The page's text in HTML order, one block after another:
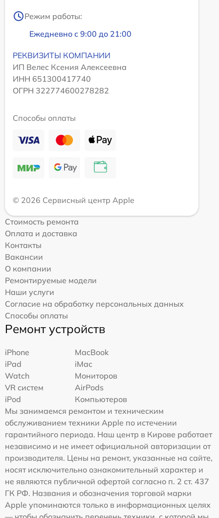
Режим работы:
Ежедневно с 9:00 до 21:00
РЕКВИЗИТЫ КОМПАНИИ
ИП Велес Ксения Алексеевна
ИНН 651300417740
ОГРН 322774600278282
Способы оплаты
© 2026 Сервисный центр Apple
Стоимость ремонта
Оплата и доставка
Контакты
Вакансии
О компании
Ремонтируемые модели
Наши услуги
Согласие на обработку персональных данных
Способы оплаты
Ремонт устройств
iPhone
MacBook
iPad
iMac
Watch
Мониторов
VR систем
AirPods
iPod
Компьютеров
Мы занимаемся ремонтом и техническим
обслуживанием техники Apple по истечении
гарантийного периода. Наш центр в Кирове работает
независимо и не имеет официальной авторизации от
производителя. Цены на ремонт, указанные на сайте,
носят исключительно ознакомительный характер и
не являются публичной офертой согласно п. 2 ст. 437
ГК РФ. Названия и обозначения торговой марки
Apple упоминаются только в информационных целях